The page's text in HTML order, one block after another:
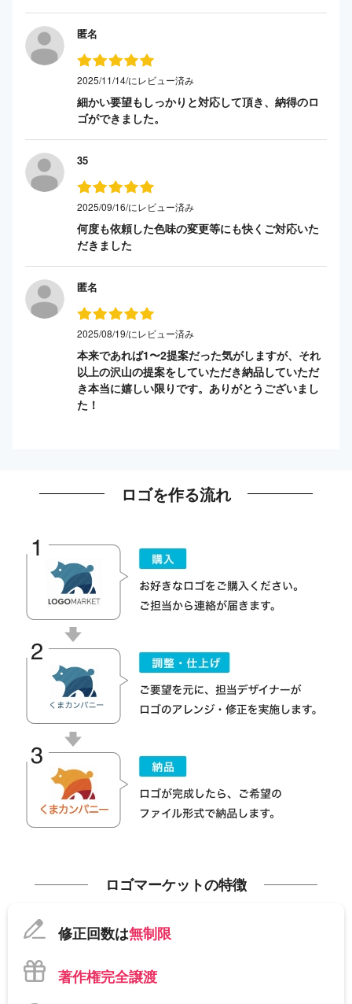
匿名
2025/11/14/にレビュー済み
細かい要望もしっかりと対応して頂き、納得のロ
ゴができました。
35
2025/09/16/にレビュー済み
何度も依頼した色味の変更等にも快くご対応いた
だきました
匿名
2025/08/19/にレビュー済み
本来であれば1〜2提案だった気がしますが、それ
以上の沢山の提案をしていただき納品していただ
き本当に嬉しい限りです。ありがとうございまし
た！
ロゴを作る流れ
ロゴマーケットの特徴
修正回数は無制限
著作権完全譲渡